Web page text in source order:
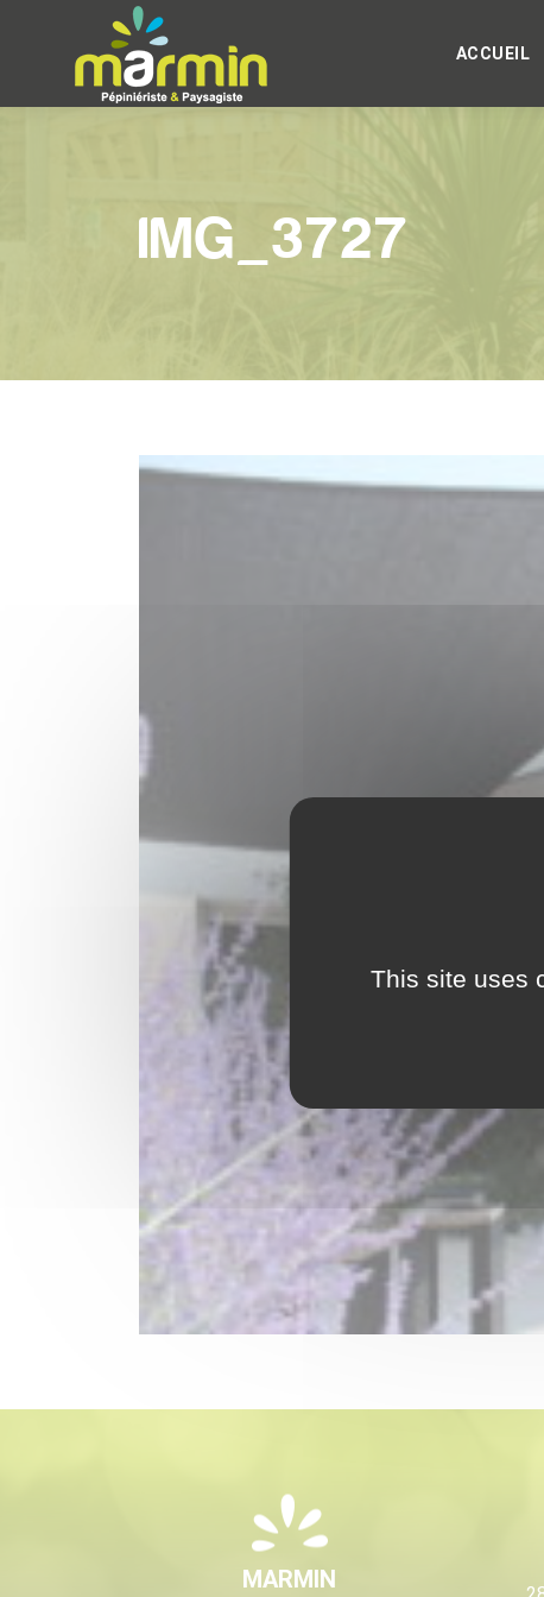
ACCUEIL
IMG_3727
MARMIN
This site uses